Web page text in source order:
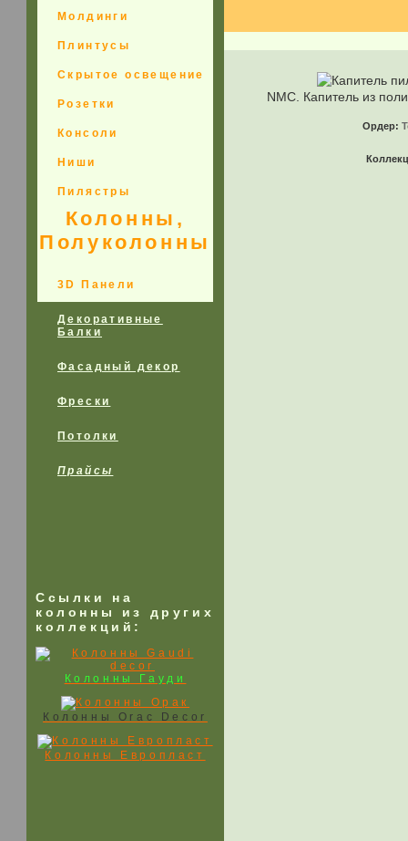
Молдинги
Плинтусы
Скрытое освещение
Розетки
Консоли
Ниши
Пилястры
Колонны,
Полуколонны
3D Панели
Декоративные
Балки
Фасадный декор
Фрески
Потолки
Прайсы
Ссылки на
колонны из других
коллекций:
Колонны Гауди
Колонны Оrac Decor
Колонны Европласт
NMC. Капитель из
Ордер: